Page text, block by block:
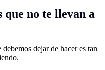
que no te llevan a
dejar de hacer es tan